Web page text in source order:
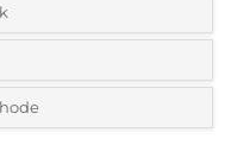
für Ihr Logo: